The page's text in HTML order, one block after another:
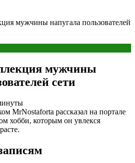
мужчины напугала пользователей
мужчины
сети
MrNostaforta рассказал на портале
хобби, которым он увлекся